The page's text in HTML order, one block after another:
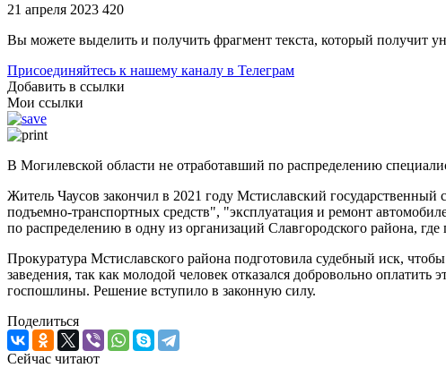
21 апреля 2023 420
Вы можете выделить и получить фрагмент текста, который получит
Присоединяйтесь к нашему каналу в Телеграм
Добавить в ссылки
Мои ссылки
В Могилевской области не отработавший по распределению
Житель Чаусов закончил в 2021 году Мстиславский
подъемно-транспортных средств", "эксплуатация и ремонт
по распределению в одну из организаций Славгородского района,
Прокуратура Мстиславского района подготовила судебный иск,
заведения, так как молодой человек отказался добровольно
госпошлины. Решение вступило в законную силу.
Поделиться
Сейчас читают